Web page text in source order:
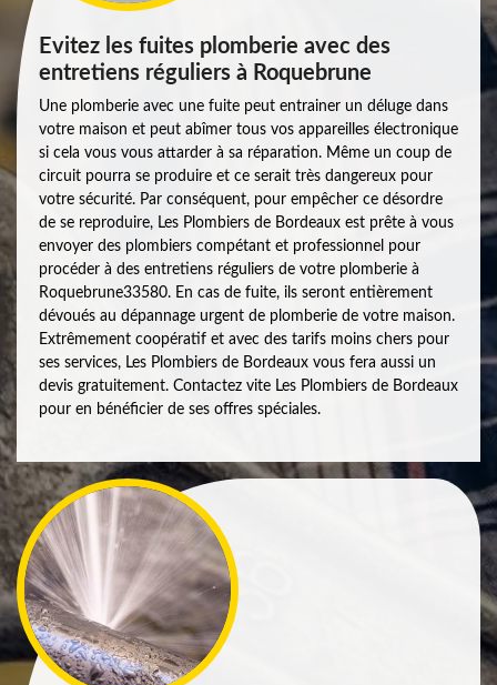
Evitez les fuites plomberie avec des
entretiens réguliers à Roquebrune
Une plomberie avec une fuite peut entrainer un déluge dans
votre maison et peut abîmer tous vos appareilles électronique
si cela vous vous attarder à sa réparation. Même un coup de
circuit pourra se produire et ce serait très dangereux pour
votre sécurité. Par conséquent, pour empêcher ce désordre
de se reproduire, Les Plombiers de Bordeaux est prête à vous
envoyer des plombiers compétant et professionnel pour
procéder à des entretiens réguliers de votre plomberie à
Roquebrune33580. En cas de fuite, ils seront entièrement
dévoués au dépannage urgent de plomberie de votre maison.
Extrêmement coopératif et avec des tarifs moins chers pour
ses services, Les Plombiers de Bordeaux vous fera aussi un
devis gratuitement. Contactez vite Les Plombiers de Bordeaux
pour en bénéficier de ses offres spéciales.